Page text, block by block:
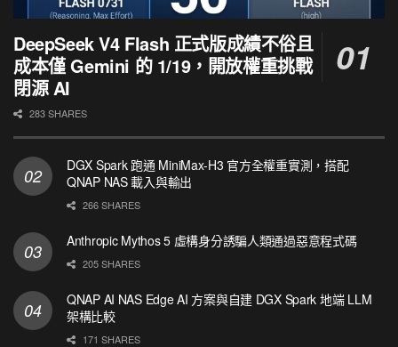
DeepSeek V4 Flash 正式版成績不俗且
成本僅 Gemini 的 1/19，開放權重挑戰
閉源 AI
283 SHARES
DGX Spark 跑通 MiniMax-H3 官方全權重實測，搭配
QNAP NAS 載入與輸出
266 SHARES
Anthropic Mythos 5 虛構身分誘騙人類通過惡意程式碼
205 SHARES
QNAP AI NAS Edge AI 方案與自建 DGX Spark 地端 LLM
架構比較
171 SHARES